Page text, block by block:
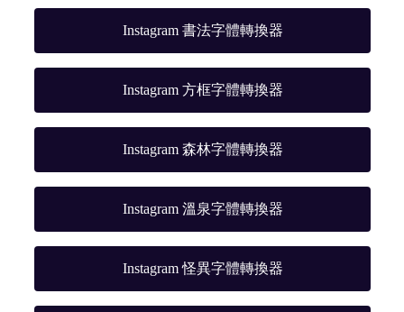
Instagram 書法字體轉換器
Instagram 方框字體轉換器
Instagram 森林字體轉換器
Instagram 溫泉字體轉換器
Instagram 怪異字體轉換器